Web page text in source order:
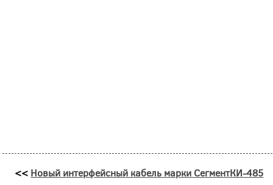
<< Новый интерфейсный кабель марки СегментКИ-485